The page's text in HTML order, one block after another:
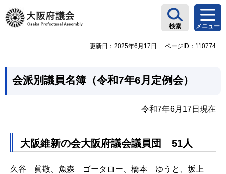
大阪府議会
検索 メニュー
更新日：2025年6月17日 ページID：110774
会派別議員名簿（令和7年6月定例会）
令和7年6月17日現在
大阪維新の会大阪府議会議員団 51人
久谷 眞敬、魚森 ゴータロー、橋本 ゆうと、坂上